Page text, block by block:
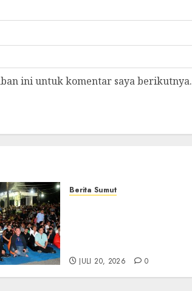
ini untuk komentar saya berikutnya.
Berita Sumut
JULI 20, 2026 0